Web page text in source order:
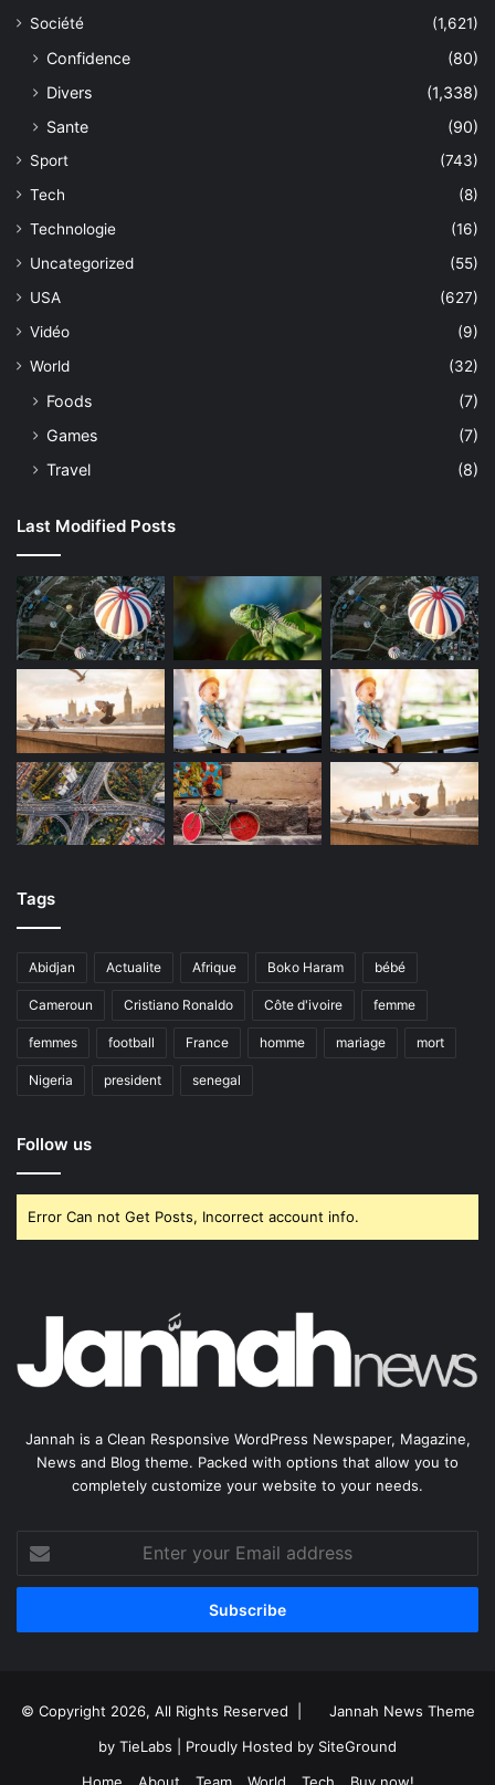
Société
(1,621)
Confidence
(80)
Divers
(1,338)
Sante
(90)
Sport
(743)
Tech
(8)
Technologie
(16)
Uncategorized
(55)
USA
(627)
Vidéo
(9)
World
(32)
Foods
(7)
Games
(7)
Travel
(8)
Last Modified Posts
Tags
Abidjan Actualite Afrique Boko Haram bébé
Cameroun Cristiano Ronaldo Côte d'ivoire femme
femmes football France homme mariage mort
Nigeria president senegal
Follow us
Error Can not Get Posts, Incorrect account info.
Jannah is a Clean Responsive WordPress Newspaper, Magazine,
News and Blog theme. Packed with options that allow you to
completely customize your website to your needs.
your
Email
© Copyright 2026, All Rights Reserved |
Jannah News Theme
by TieLabs | Proudly Hosted by SiteGround
Home
About Team World Tech Buy now!